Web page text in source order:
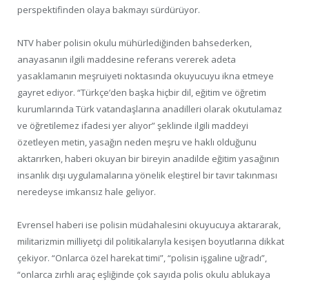
perspektifinden olaya bakmayı sürdürüyor.
NTV haber polisin okulu mühürlediğinden bahsederken,
anayasanın ilgili maddesine referans vererek adeta
yasaklamanın meşruiyeti noktasında okuyucuyu ikna etmeye
gayret ediyor. “Türkçe’den başka hiçbir dil, eğitim ve öğretim
kurumlarında Türk vatandaşlarına anadilleri olarak okutulamaz
ve öğretilemez ifadesi yer alıyor” şeklinde ilgili maddeyi
özetleyen metin, yasağın neden meşru ve haklı olduğunu
aktarırken, haberi okuyan bir bireyin anadilde eğitim yasağının
insanlık dışı uygulamalarına yönelik eleştirel bir tavır takınması
neredeyse imkansız hale geliyor.
Evrensel haberi ise polisin müdahalesini okuyucuya aktararak,
militarizmin milliyetçi dil politikalarıyla kesişen boyutlarına dikkat
çekiyor. “Onlarca özel harekat timi”, “polisin işgaline uğradı”,
“onlarca zırhlı araç eşliğinde çok sayıda polis okulu ablukaya